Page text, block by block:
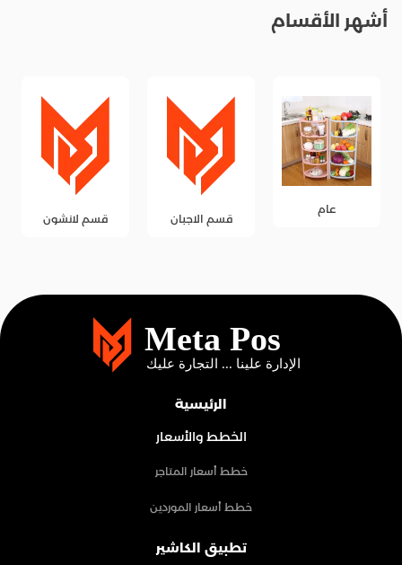
أشهر الأقسام
عام
قسم الاجبان قسم لانشون
الرئيسية
الخطط والأسعار
خطط أسعار المتاجر
خطط أسعار الموردين
تطبيق الكاشير